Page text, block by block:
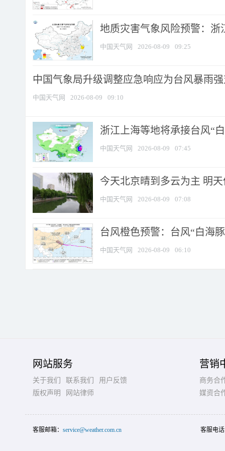
地质灾害气象风险预警：浙
中国天气网 2026-08-09 09:25
中国气象局升级调整应急响应为台风暴雨
中国天气网 2026-08-09 09:10
浙江上海等地将承接台风“
中国天气网 2026-08-09 07:45
今天北京晴到多云为主 明
中国天气网 2026-08-09 07:08
台风橙色预警：台风“白海
中国天气网 2026-08-09 06:10
网站服务
关于我们 联系我们
用户反馈
版权声明
网站律师
营销
商务合
媒资合
客服邮箱： service@weather.com.cn 客服电